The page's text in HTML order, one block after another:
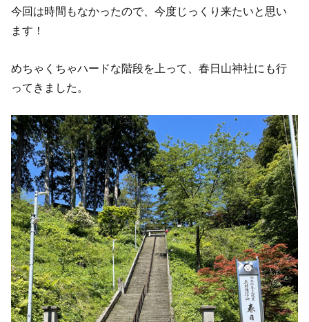
今回は時間もなかったので、今度じっくり来たいと思い
ます！
めちゃくちゃハードな階段を上って、春日山神社にも行
ってきました。